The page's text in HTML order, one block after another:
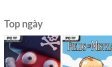
Top ngày